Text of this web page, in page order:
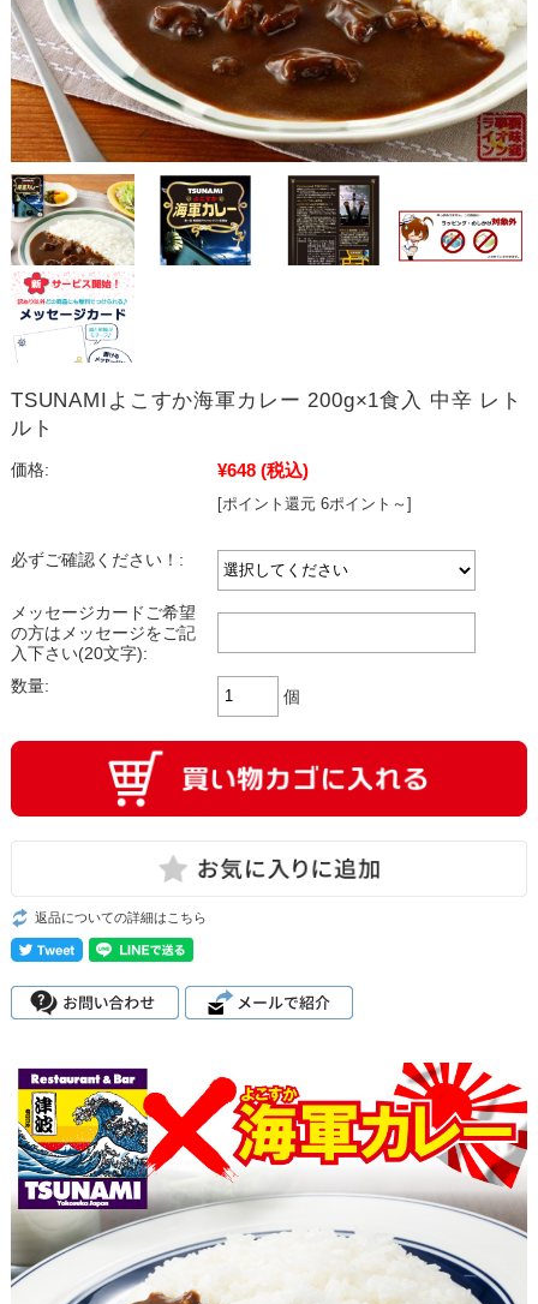
TSUNAMIよこすか海軍カレー 200g×1食入 中辛 レト
ルト
価格: ¥648 (税込)
[ポイント還元 6ポイント～]
必ずご確認ください！:
メッセージカードご希望
の方はメッセージをご記
入下さい(20文字):
数量:
個
返品についての詳細はこちら